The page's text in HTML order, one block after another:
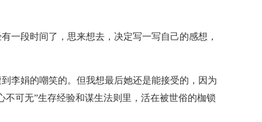
一段时间了，思来想去，决定写一写自己的感想，
李娟的嘲笑的。但我想最后她还是能接受的，因为
可无”生存经验和谋生法则里，活在被世俗的枷锁